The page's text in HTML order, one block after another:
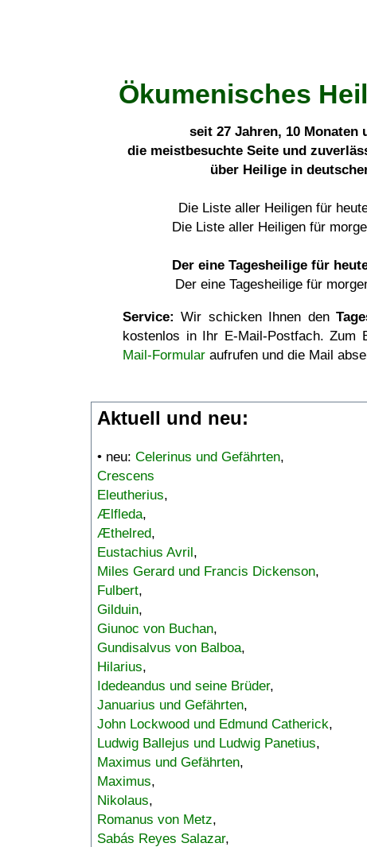
Ökumenisches
seit 27 Jahren, 10 Monaten
die meistbesuchte Seite und
über Heilige in
Die Liste aller Heiligen für
Die Liste aller Heiligen für
Der eine Tagesheilige für
Der eine Tagesheilige für
Service: Wir schicken Ihnen den
kostenlos in Ihr E-Mail-Postfach. Zum
Mail-Formular aufrufen und die Mail
Aktuell und neu:
• neu: Celerinus und Gefährten,
Crescens
Eleutherius,
Ælfleda,
Æthelred,
Eustachius Avril,
Miles Gerard und Francis Dickenson,
Fulbert,
Gilduin,
Giunoc von Buchan,
Gundisalvus von Balboa,
Hilarius,
Idedeandus und seine Brüder,
Januarius und Gefährten,
John Lockwood und Edmund Catherick,
Ludwig Ballejus und Ludwig Panetius,
Maximus und Gefährten,
Maximus,
Nikolaus,
Romanus von Metz,
Sabás Reyes Salazar,